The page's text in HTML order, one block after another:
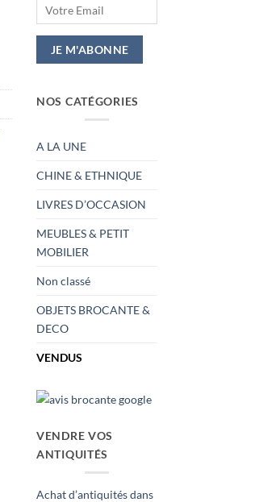
NOS CATÉGORIES
A LA UNE
CHINE & ETHNIQUE
LIVRES D’OCCASION
MEUBLES & PETIT
MOBILIER
Non classé
OBJETS BROCANTE &
DECO
VENDUS
VENDRE VOS
ANTIQUITÉS
Achat d’antiquités dans